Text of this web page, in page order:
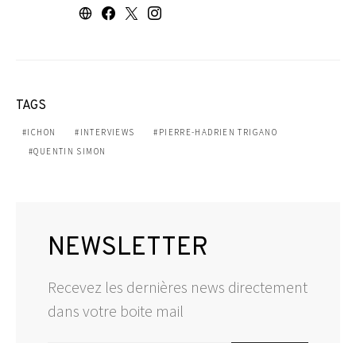
TAGS
ICHON INTERVIEWS
PIERRE-HADRIEN TRIGANO
QUENTIN SIMON
NEWSLETTER
Recevez les dernières news directement
dans votre boite mail